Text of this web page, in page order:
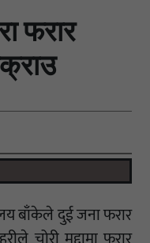
फरार
बाँकेले दुई जना फरार